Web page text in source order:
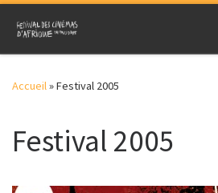
Skip to content
Accueil»Festival 2005
Festival 2005